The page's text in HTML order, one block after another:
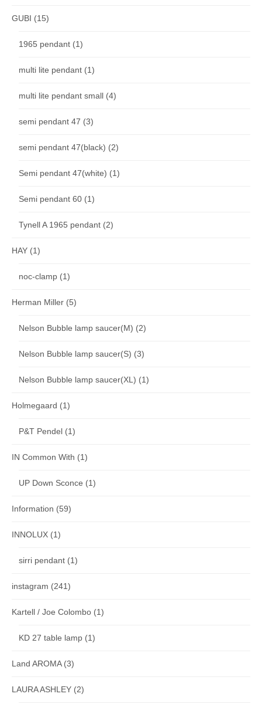
GUBI (15)
1965 pendant (1)
multi lite pendant (1)
multi lite pendant small (4)
semi pendant 47 (3)
semi pendant 47(black) (2)
Semi pendant 47(white) (1)
Semi pendant 60 (1)
Tynell A 1965 pendant (2)
HAY (1)
noc-clamp (1)
Herman Miller (5)
Nelson Bubble lamp saucer(M) (2)
Nelson Bubble lamp saucer(S) (3)
Nelson Bubble lamp saucer(XL) (1)
Holmegaard (1)
P&T Pendel (1)
IN Common With (1)
UP Down Sconce (1)
Information (59)
INNOLUX (1)
sirri pendant (1)
instagram (241)
Kartell / Joe Colombo (1)
KD 27 table lamp (1)
Land AROMA(3)
LAURA ASHLEY (2)